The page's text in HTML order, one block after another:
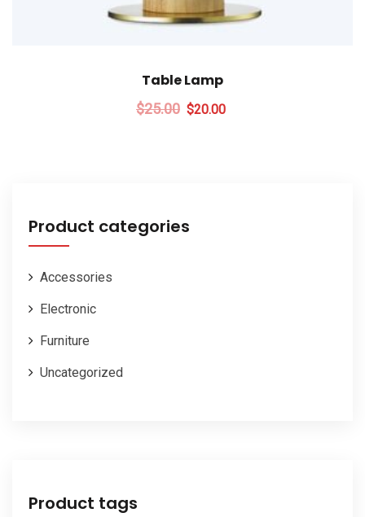
Table Lamp
$25.00 Le
$20.00
Product categories
Accessories
Electronic
Furniture
Uncategorized
Product tags